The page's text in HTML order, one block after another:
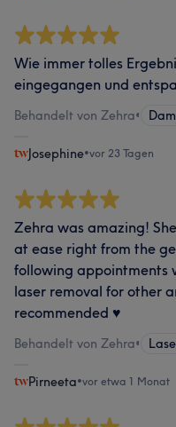
Wie immer tolles
eingegangen und
Behandelt von Zehra•
Josephine•vor 23 Tagen
Zehra was amazing!
at ease right from the
following appointments
laser removal for other
recommended ♥️
Behandelt von Zehra•
Pirneeta•vor etwa 1 Monat